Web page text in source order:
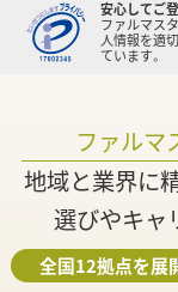
安心してご
ファルマス
人情報を適
ています。
ファルマ
地域と業界に
選びやキャ
全国12拠点を展